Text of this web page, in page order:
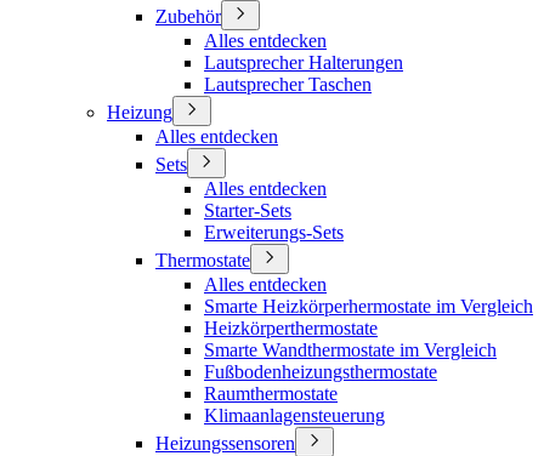
Zubehör
Alles entdecken
Lautsprecher Halterungen
Lautsprecher Taschen
Heizung
Alles entdecken
Sets
Alles entdecken
Starter-Sets
Erweiterungs-Sets
Thermostate
Alles entdecken
Smarte Heizkörperhermostate im Vergleich
Heizkörperthermostate
Smarte Wandthermostate im Vergleich
Fußbodenheizungsthermostate
Raumthermostate
Klimaanlagensteuerung
Heizungssensoren